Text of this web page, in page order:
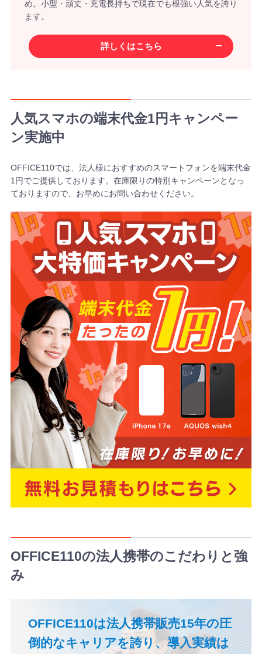
め。 小型・頑丈・充電長持ちで現在でも根強い人気を誇り
ます。
詳しくはこちら
人気スマホの端末代金1円キャンペー
ン実施中
OFFICE110では、法人様におすすめのスマートフォンを端末代金
1円でご提供しております。在庫限りの特別キャンペーンとなっ
ておりますので、お早めにお問い合わせください。
OFFICE110の法人携帯のこだわりと強
み
OFFICE110は法人携帯販売15年の圧
倒的なキャリアを誇り、導入実績は